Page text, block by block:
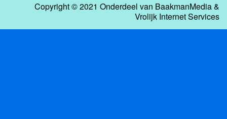
Copyright © 2021 Onderdeel van BaakmanMedia&
Vrolijk Internet Services